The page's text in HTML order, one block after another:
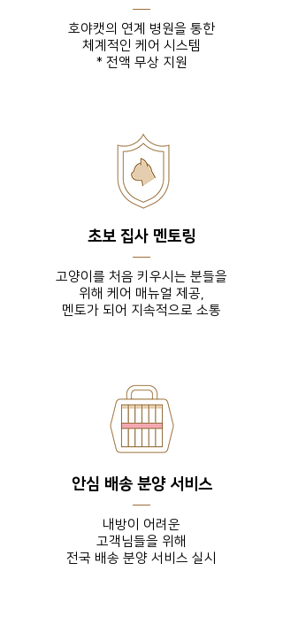
호야캣의 연계 병원을 통한
체계적인 케어 시스템
* 전액 무상 지원
초보 집사 멘토링
고양이를 처음 키우시는 분들을
위해 케어 매뉴얼 제공,
​멘토가 되어 지속적으로 소통
안심 배송 분양 서비스
내방이 어려운
고객님들을 위해
전국 배송 분양 서비스 실시